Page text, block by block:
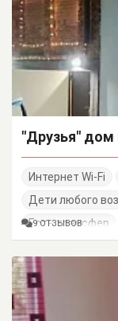
"Друзья"
Интернет Wi-Fi
Дети любого
Есть трансфер
9 ОТЗЫВОВ